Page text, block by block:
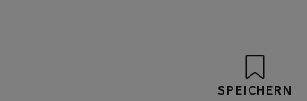
SPEICHERN